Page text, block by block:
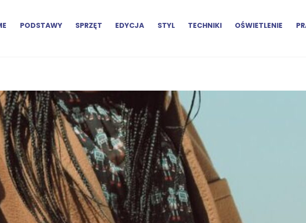
PODSTAWY SPRZĘT EDYCJA STYL TECHNIKI OŚWIETLENIE